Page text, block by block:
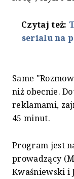
Czytaj też:
serialu na
Same
niż obecnie.
reklamami,
45 minut.
Program jest
prowadzący
Kwaśniewski i